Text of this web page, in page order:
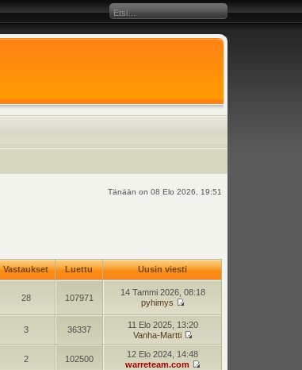
Tänään on 08 Elo 2026, 19:51
Vastaukset Luettu Uusin viesti
28 107971
14 Tammi 2026, 08:18
pyhimys
3 36337
11 Elo 2025, 13:20
Vanha-Martti
2 102500
12 Elo 2024, 14:48
warreteam.com